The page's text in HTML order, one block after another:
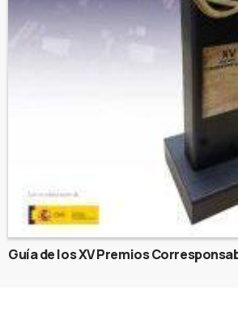
Guía de los XV Premios